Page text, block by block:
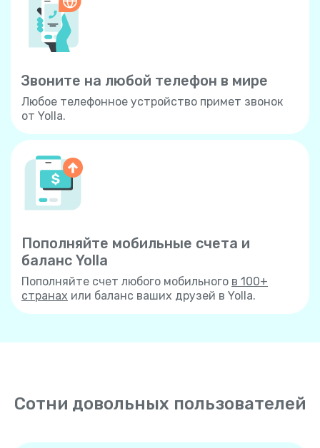
Звоните на любой телефон в мире
Любое телефонное устройство примет звонок
от Yolla.
Пополняйте мобильные счета и
баланс Yolla
Пополняйте счет любого мобильного в 100+
странах или баланс ваших друзей в Yolla.
Сотни довольных пользователей